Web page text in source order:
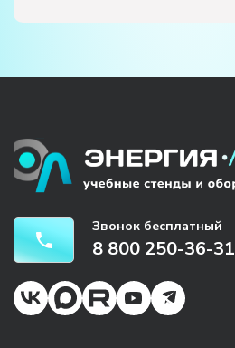
Звонок бесплатный
8 800 250-36-31